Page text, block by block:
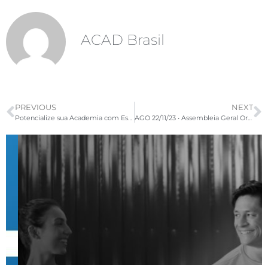
ACAD Brasil
PREVIOUS
Potencialize sua Academia com Estratégias Vencedoras!
NEXT
AGO 22/11/23 • Assembleia Geral Ordinária Aprovação de Contas e Mudança de Estatuto Online